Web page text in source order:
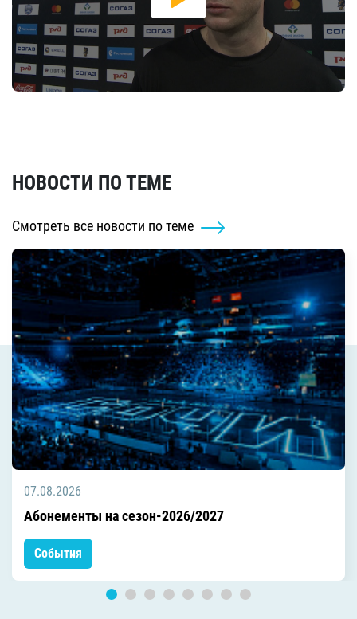
НОВОСТИ ПО ТЕМЕ
Смотреть все новости по теме
07.08.2026
Абонементы на сезон-2026/2027
События